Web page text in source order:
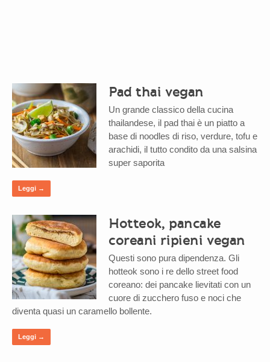
Pad thai vegan
Un grande classico della cucina
thailandese, il pad thai è un piatto a
base di noodles di riso, verdure, tofu e
arachidi, il tutto condito da una salsina
super saporita
Leggi →
Hotteok, pancake
coreani ripieni vegan
Questi sono pura dipendenza. Gli
hotteok sono i re dello street food
coreano: dei pancake lievitati con un
cuore di zucchero fuso e noci che
diventa quasi un caramello bollente.
Leggi →